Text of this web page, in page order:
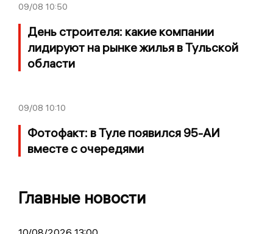
09/08 10:50
День строителя: какие компании
лидируют на рынке жилья в Тульской
области
09/08 10:10
Фотофакт: в Туле появился 95-АИ
вместе с очередями
Главные новости